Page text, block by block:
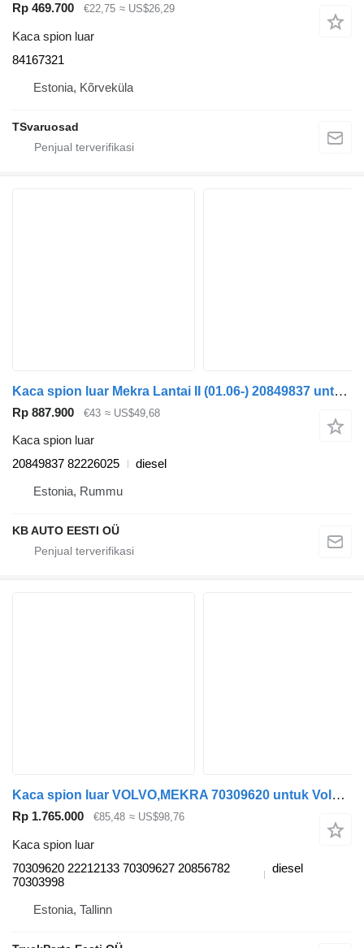
Rp 469.700 €22,75 ≈ US$26,29
Kaca spion luar
84167321
Estonia, Kõrveküla
TSvaruosad
Kaca spion luar Mekra Lantai II (01.06-) 20849837 untuk truk Volvo FL, FE (2005-2014)
Rp 887.900 €43 ≈ US$49,68
Kaca spion luar
20849837 82226025
diesel
Estonia, Rummu
KB AUTO EESTI OÜ
Kaca spion luar VOLVO,MEKRA 70309620 untuk Volvo B6, B7, B9, B10, B12 bus (1978-2011)
Rp 1.765.000 €85,48 ≈ US$98,76
Kaca spion luar
70309620 22212133 70309627 20856782
70303998
diesel
Estonia, Tallinn